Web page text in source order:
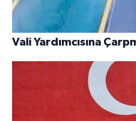
Vali Yardımcısına